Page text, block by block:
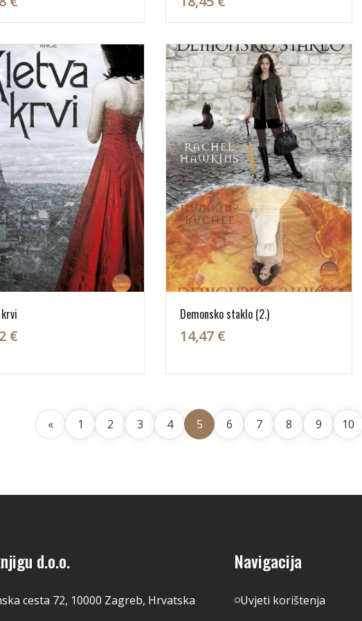
€
Demonsko staklo (2.)
14,47 €
« 1 2 3 4 5 6 7 8 9 10
d.o.o.
cesta 72, 10000 Zagreb, Hrvatska
Navigacija
Uvjeti korištenja